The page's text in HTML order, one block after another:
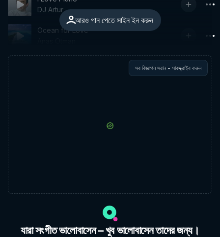
আরও গান পেতে সাইন ইন করুন
DJ Artur
Ocean for Love
সব বিজ্ঞাপন সরান - সাবস্ক্রাইব করুন
যারা সংগীত ভালোবাসেন – খুব ভালোবাসেন তাদের জন্য।